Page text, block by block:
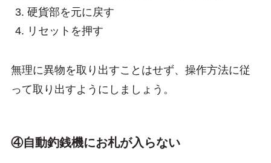
硬貨部を元に戻す
リセットを押す
無理に異物を取り出すことはせず、操作方法に従
って取り出すようにしましょう。
④自動釣銭機にお札が入らない